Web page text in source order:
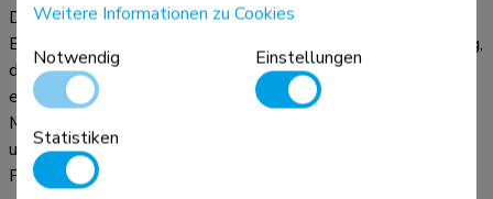
Der Neomounts AV80-500BL ist ein universeller Videobar-
Bodenständer für Geräte mit einem Gewicht von bis zu 10 kg,
der frei in jedem Raum aufgestellt werden kann. Mit seiner
einstellbaren Höhe eignet er sich ideal für Sitzungssäle und
Microsoft Signature Teams Rooms mit Front Row-Layout
und sorgt für optimale Sichtbarkeit und professionelle
Präsentationen.
Weitere Informationen zu Cookies
Notwendig
Einstellungen
Statistiken